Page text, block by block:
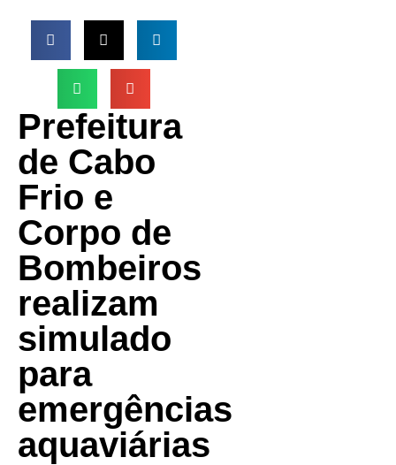
Prefeitura
de Cabo
Frio e
Corpo de
Bombeiros
realizam
simulado
para
emergências
aquaviárias